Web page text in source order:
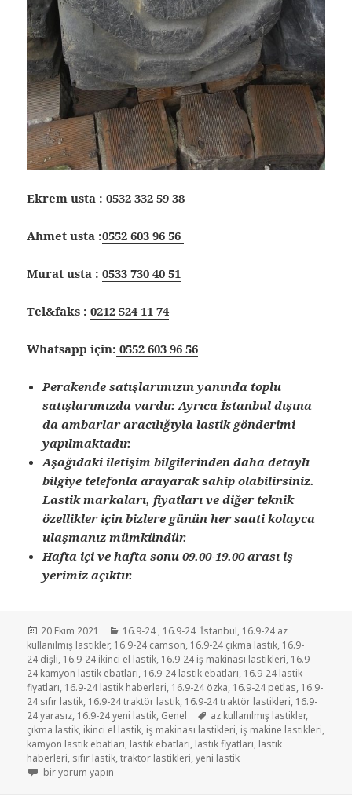
Ekrem usta :0532 332 59 38
Ahmet usta :0552 603 96 56
Murat usta :0533 730 40 51
Tel&faks :0212 524 11 74
Whatsapp için: 0552 603 96 56
Perakende satışlarımızın yanında toplu
satışlarımızda vardır. Ayrıca İstanbul dışına
da ambarlar aracılığıyla lastik gönderimi
yapılmaktadır.
Aşağıdaki iletişim bilgilerinden daha detaylı
bilgiye telefonla arayarak sahip olabilirsiniz.
Lastik markaları, fiyatları ve diğer teknik
özellikler için bizlere günün her saati kolayca
ulaşmanız mümkündür.
Hafta içi ve hafta sonu 09.00-19.00 arası iş
yerimiz açıktır.
Yayın
tarihi
20 Ekim 2021 Kategoriler
16.9-24 , 16.9-24 İstanbul, 16.9-24 az
kullanılmış lastikler, 16.9-24 camson, 16.9-24 çıkma lastik, 16.9-
24 dişli, 16.9-24 ikinci el lastik, 16.9-24 iş makinası lastikleri, 16.9-
24 kamyon lastik ebatları, 16.9-24 lastik ebatları, 16.9-24 lastik
fiyatları, 16.9-24 lastik haberleri, 16.9-24 özka, 16.9-24 petlas, 16.9-
24 sıfır lastik, 16.9-24 traktör lastik, 16.9-24 traktör lastikleri, 16.9-
24 yarasız, 16.9-24 yeni lastik, Genel Etiketler
az kullanılmış lastikler,
çıkma lastik, ikinci el lastik, iş makinası lastikleri, iş makine lastikleri,
kamyon lastik ebatları, lastik ebatları, lastik fiyatları, lastik
haberleri, sıfır lastik,traktör lastikleri,yeni lastik
16.9-24 İKİNCİ EL ÇIKMA YARASIZ LASTİKLER için
bir yorum yapın